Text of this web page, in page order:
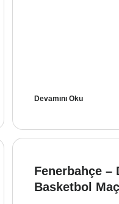
Devamını Oku
Fenerbahçe –
Basketbol